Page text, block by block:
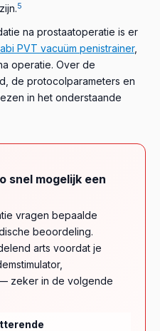
5
na prostaatoperatie is er
PVT vacuüm penistrainer,
operatie. Over de
de protocolparameters en
in het onderstaande
snel mogelijk een
vragen bepaalde
beoordeling.
arts voordat je
zeker in de volgende